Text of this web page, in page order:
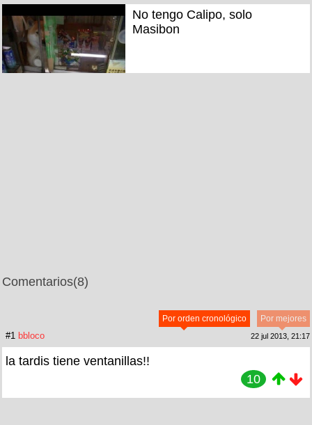
No tengo Calipo, solo
Masibon
Comentarios(8)
Por mejores
Por orden cronológico
#1 bbloco 22 jul 2013, 21:17
la tardis tiene ventanillas!!
10